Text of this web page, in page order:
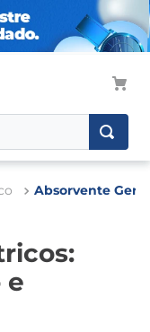
Absorvente
e